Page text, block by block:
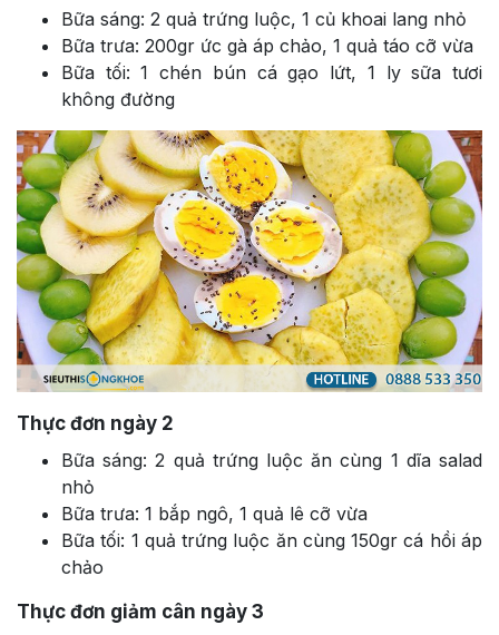
Bữa sáng: 2 quả trứng luộc, 1 củ khoai lang nhỏ
Bữa trưa: 200gr ức gà áp chảo, 1 quả táo cỡ vừa
Bữa tối: 1 chén bún cá gạo lứt, 1 ly sữa tươi
không đường
Thực đơn ngày 2
Bữa sáng: 2 quả trứng luộc ăn cùng 1 dĩa salad
nhỏ
Bữa trưa: 1 bắp ngô, 1 quả lê cỡ vừa
Bữa tối: 1 quả trứng luộc ăn cùng 150gr cá hồi áp
chảo
Thực đơn giảm cân ngày 3